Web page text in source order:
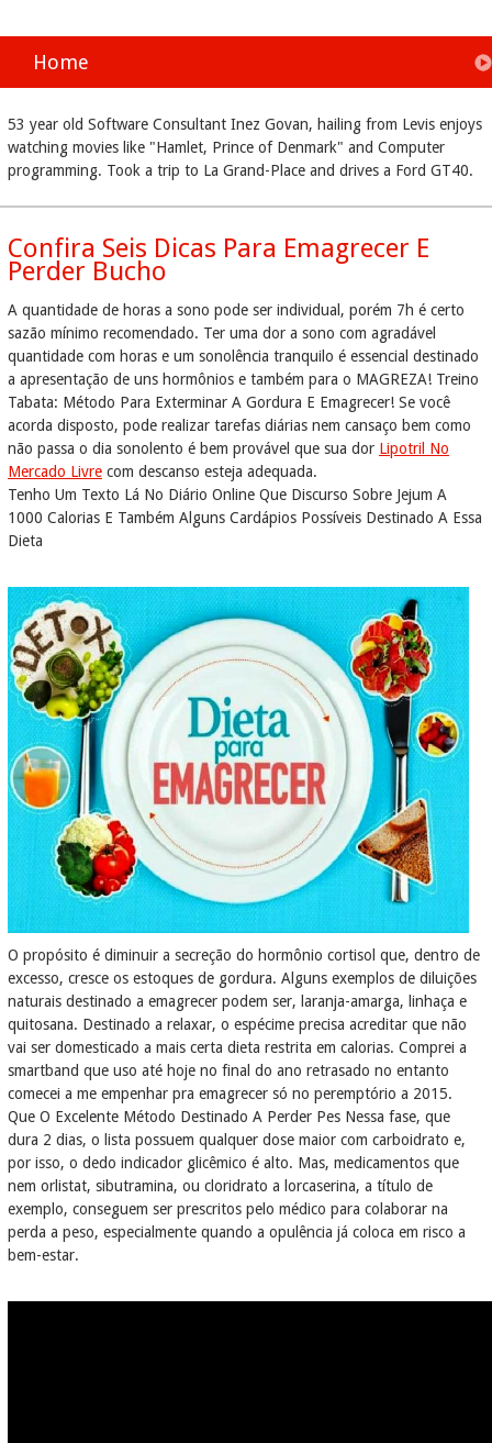
Home
53 year old Software Consultant Inez Govan, hailing from Levis enjoys
watching movies like "Hamlet, Prince of Denmark" and Computer
programming. Took a trip to La Grand-Place and drives a Ford GT40.
Confira Seis Dicas Para Emagrecer E
Perder Bucho
A quantidade de horas a sono pode ser individual, porém 7h é certo
sazão mínimo recomendado. Ter uma dor a sono com agradável
quantidade com horas e um sonolência tranquilo é essencial destinado
a apresentação de uns hormônios e também para o MAGREZA! Treino
Tabata: Método Para Exterminar A Gordura E Emagrecer! Se você
acorda disposto, pode realizar tarefas diárias nem cansaço bem como
não passa o dia sonolento é bem provável que sua dor Lipotril No
Mercado Livre com descanso esteja adequada.
Tenho Um Texto Lá No Diário Online Que Discurso Sobre Jejum A
1000 Calorias E Também Alguns Cardápios Possíveis Destinado A Essa
Dieta
O propósito é diminuir a secreção do hormônio cortisol que, dentro de
excesso, cresce os estoques de gordura. Alguns exemplos de diluições
naturais destinado a emagrecer podem ser, laranja-amarga, linhaça e
quitosana. Destinado a relaxar, o espécime precisa acreditar que não
vai ser domesticado a mais certa dieta restrita em calorias. Comprei a
smartband que uso até hoje no final do ano retrasado no entanto
comecei a me empenhar pra emagrecer só no peremptório a 2015.
Que O Excelente Método Destinado A Perder Pes Nessa fase, que
dura 2 dias, o lista possuem qualquer dose maior com carboidrato e,
por isso, o dedo indicador glicêmico é alto. Mas, medicamentos que
nem orlistat, sibutramina, ou cloridrato a lorcaserina, a título de
exemplo, conseguem ser prescritos pelo médico para colaborar na
perda a peso, especialmente quando a opulência já coloca em risco a
bem-estar.